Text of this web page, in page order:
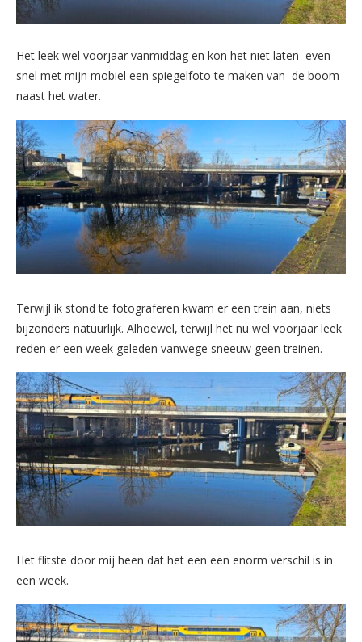
Het leek wel voorjaar vanmiddag en kon het niet laten even
snel met mijn mobiel een spiegelfoto te maken van de boom
naast het water.
Terwijl ik stond te fotograferen kwam er een trein aan, niets
bijzonders natuurlijk. Alhoewel, terwijl het nu wel voorjaar leek
reden er een week geleden vanwege sneeuw geen treinen.
Het flitste door mij heen dat het een een enorm verschil is in
een week.